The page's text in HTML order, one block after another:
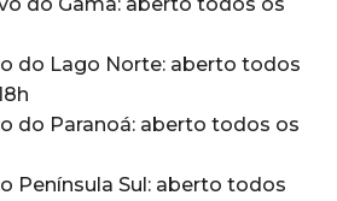
do Lago Norte: aberto todos
do Paranoá: aberto todos os
Península Sul: aberto todos